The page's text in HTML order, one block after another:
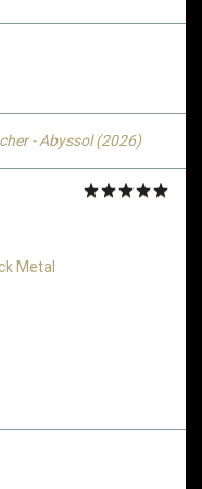
- Abyssol (2026)
Metal